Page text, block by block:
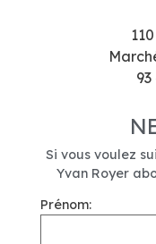
Si vous voulez
Yvan Royer
Prénom: